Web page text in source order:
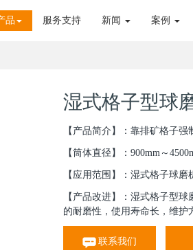
品 服务支持 新闻 案例
湿式格子型球
【产品简介】：靠排矿格子强
【筒体直径】：900mm～
【应用范围】：湿式格子球磨
【产品改进】：湿式格子型
的耐磨性，使用寿命长，维护
联系我们